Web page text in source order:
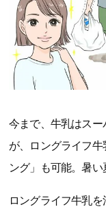
今まで、牛乳はス
が、ロングライフ
ング」も可能。暑い
ロングライフ牛乳